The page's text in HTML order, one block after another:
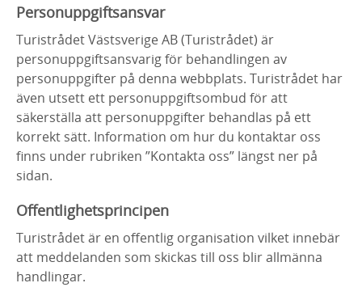
Personuppgiftsansvar
Turistrådet Västsverige AB (Turistrådet) är
personuppgiftsansvarig för behandlingen av
personuppgifter på denna webbplats. Turistrådet har
även utsett ett personuppgiftsombud för att
säkerställa att personuppgifter behandlas på ett
korrekt sätt. Information om hur du kontaktar oss
finns under rubriken ”Kontakta oss” längst ner på
sidan.
Offentlighetsprincipen
Turistrådet är en offentlig organisation vilket innebär
att meddelanden som skickas till oss blir allmänna
handlingar.